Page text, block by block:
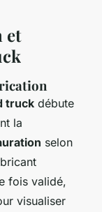
et
truck débute
la
selon
fois validé,
visualiser